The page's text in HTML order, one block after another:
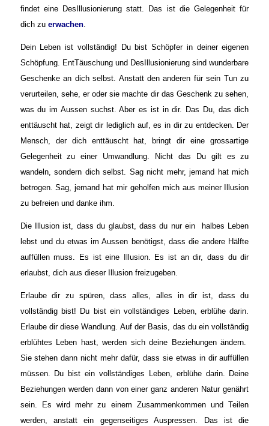
findet eine DesIllusionierung statt. Das ist die Gelegenheit für
dich zu erwachen.
Dein Leben ist vollständig! Du bist Schöpfer in deiner eigenen
Schöpfung. EntTäuschung und DesIllusionierung sind wunderbare
Geschenke an dich selbst. Anstatt den anderen für sein Tun zu
verurteilen, sehe, er oder sie machte dir das Geschenk zu sehen,
was du im Aussen suchst. Aber es ist in dir. Das Du, das dich
enttäuscht hat, zeigt dir lediglich auf, es in dir zu entdecken. Der
Mensch, der dich enttäuscht hat, bringt dir eine grossartige
Gelegenheit zu einer Umwandlung. Nicht das Du gilt es zu
wandeln, sondern dich selbst. Sag nicht mehr, jemand hat mich
betrogen. Sag, jemand hat mir geholfen mich aus meiner Illusion
zu befreien und danke ihm.
Die Illusion ist, dass du glaubst, dass du nur ein halbes Leben
lebst und du etwas im Aussen benötigst, dass die andere Hälfte
auffüllen muss. Es ist eine Illusion. Es ist an dir, dass du dir
erlaubst, dich aus dieser Illusion freizugeben.
Erlaube dir zu spüren, dass alles, alles in dir ist, dass du
vollständig bist! Du bist ein vollständiges Leben, erblühe darin.
Erlaube dir diese Wandlung. Auf der Basis, das du ein vollständig
erblühtes Leben hast, werden sich deine Beziehungen ändern.
Sie stehen dann nicht mehr dafür, dass sie etwas in dir auffüllen
müssen. Du bist ein vollständiges Leben, erblühe darin. Deine
Beziehungen werden dann von einer ganz anderen Natur genährt
sein. Es wird mehr zu einem Zusammenkommen und Teilen
werden, anstatt ein gegenseitiges Auspressen. Das ist die